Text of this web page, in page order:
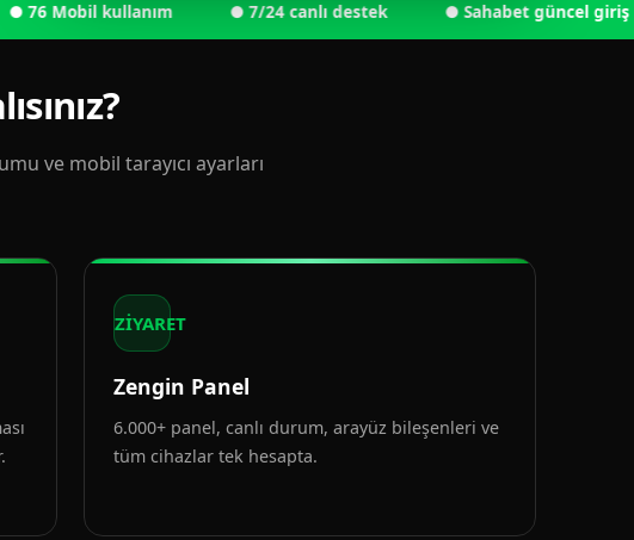
Mobil kullanım ● 7/24 canlı destek ● Sahabet güncel giriş
ve mobil tarayıcı ayarları
ZİYARET
Zengin Panel
6.000+ panel, canlı durum, arayüz bileşenleri ve
tüm cihazlar tek hesapta.